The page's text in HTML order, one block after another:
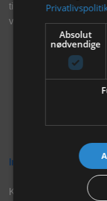
tilbud på mail før andre
vores seneste
Information
Kontakt
Absolut
nødvendige